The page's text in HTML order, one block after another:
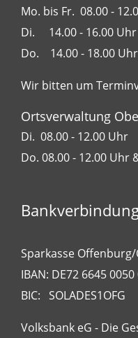
Mo. bis Fr. 08.00 -
Di. 14.00 - 16.00 Uhr
Do. 14.00 - 18.00 Uhr
Wir bitten um
Ortsverwaltung
Di. 08.00 - 12.00 Uhr
Do. 08.00 - 12.00 Uhr
Sparkasse
IBAN: DE72 6645
BIC: SOLADES1OFG
Volksbank eG - Die